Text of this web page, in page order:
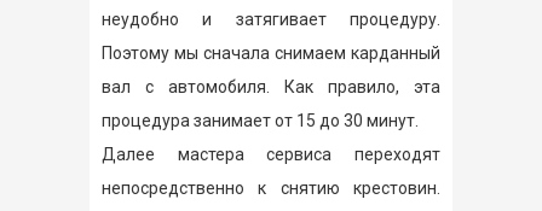
неудобно и затягивает процедуру.
Поэтому мы сначала снимаем карданный
вал с автомобиля. Как правило, эта
процедура занимает от 15 до 30 минут.
Далее мастера сервиса переходят
непосредственно к снятию крестовин.